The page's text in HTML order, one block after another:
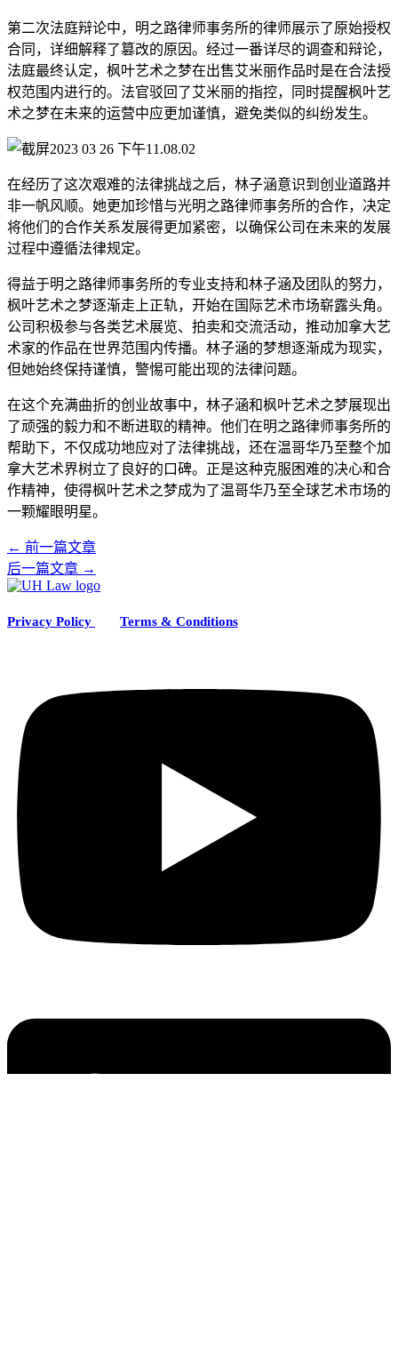
第二次法庭辩论中，明之路律师事务所的律师展示了原始授权
合同，详细解释了篡改的原因。经过一番详尽的调查和辩论，
法庭最终认定，枫叶艺术之梦在出售艾米丽作品时是在合法授
权范围内进行的。法官驳回了艾米丽的指控，同时提醒枫叶艺
术之梦在未来的运营中应更加谨慎，避免类似的纠纷发生。
在经历了这次艰难的法律挑战之后，林子涵意识到创业道路并
非一帆风顺。她更加珍惜与光明之路律师事务所的合作，决定
将他们的合作关系发展得更加紧密，以确保公司在未来的发展
过程中遵循法律规定。
得益于明之路律师事务所的专业支持和林子涵及团队的努力，
枫叶艺术之梦逐渐走上正轨，开始在国际艺术市场崭露头角。
公司积极参与各类艺术展览、拍卖和交流活动，推动加拿大艺
术家的作品在世界范围内传播。林子涵的梦想逐渐成为现实，
但她始终保持谨慎，警惕可能出现的法律问题。
在这个充满曲折的创业故事中，林子涵和枫叶艺术之梦展现出
了顽强的毅力和不断进取的精神。他们在明之路律师事务所的
帮助下，不仅成功地应对了法律挑战，还在温哥华乃至整个加
拿大艺术界树立了良好的口碑。正是这种克服困难的决心和合
作精神，使得枫叶艺术之梦成为了温哥华乃至全球艺术市场的
一颗耀眼明星。
← 前一篇文章
后一篇文章 →
Privacy Policy Terms & Conditions